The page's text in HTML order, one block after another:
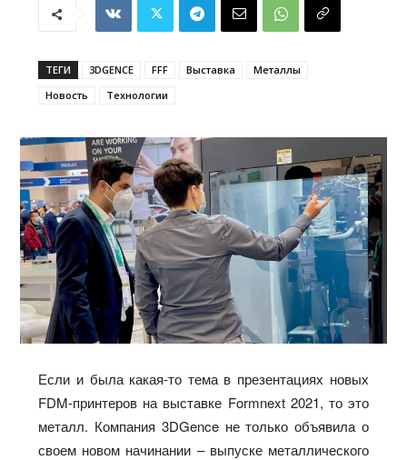
ТЕГИ 3DGENCE FFF Выставка
Металлы
Новость
Технологии
Если и была какая-то тема в презентациях новых
FDM-принтеров на выставке Formnext 2021, то это
металл. Компания 3DGence не только объявила о
своем новом начинании – выпуске металлического